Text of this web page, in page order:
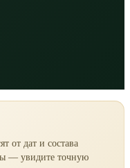
от дат и состава
— увидите точную